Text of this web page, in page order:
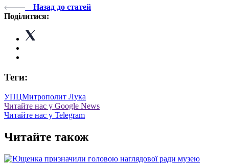
Назад до статей
Поділитися:
Теги:
УПЦМитрополит Лука
Читайте нас у Google News
Читайте нас у Telegram
Читайте також